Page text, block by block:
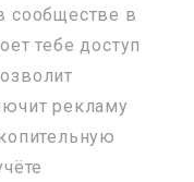
сообществе в
тебе доступ
рекламу